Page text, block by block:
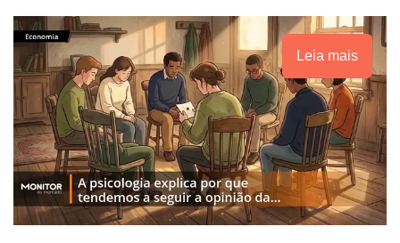
Leia mais